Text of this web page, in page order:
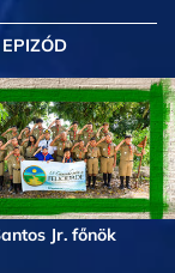
Jr. főnök